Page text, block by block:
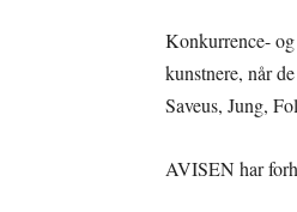
Konkurrence-
kunstnere, når
Saveus, Jung,
AVISEN har